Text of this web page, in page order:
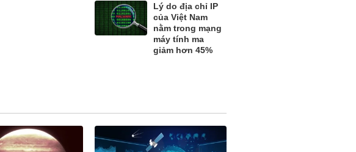
Lý do địa chỉ IP
của Việt Nam
nằm trong mạng
máy tính ma
giảm hơn 45%